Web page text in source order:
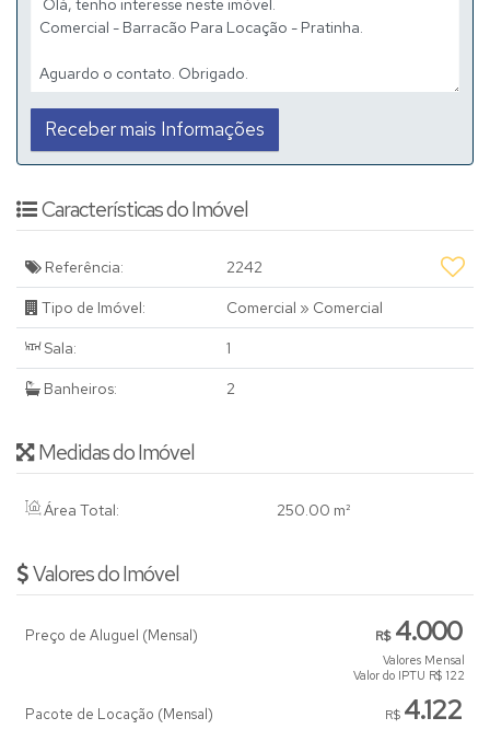
Características do Imóvel
Referência: 2242
Tipo de Imóvel: Comercial » Comercial
Sala: 1
Banheiros: 2
Medidas do Imóvel
Área Total: 250.00 m²
Valores do Imóvel
R$4.000
Preço de Aluguel (Mensal)
Valores Mensal
Valor do IPTU R$ 122
R$ 4.122
Pacote de Locação (Mensal)